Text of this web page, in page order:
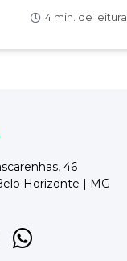
4 min. de leitura
46
Horizonte | MG